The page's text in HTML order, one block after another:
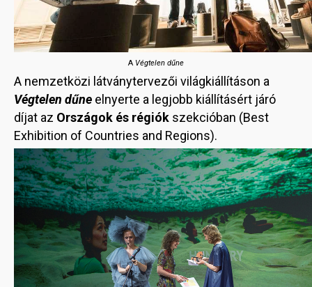
A Végtelen dűne
A nemzetközi látványtervezői világkiállításon a
Végtelen dűne elnyerte a legjobb kiállításért járó
díjat az Országok és régiók szekcióban (Best
Exhibition of Countries and Regions).